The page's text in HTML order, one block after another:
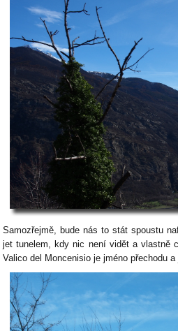
Samozřejmě, bude nás to stát spoustu
jet tunelem, kdy nic není vidět a vlastně
Valico del Moncenisio je jméno přechodu